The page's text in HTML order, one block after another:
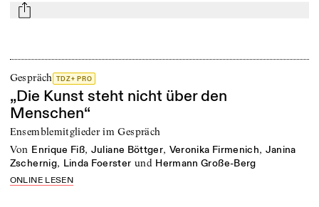
mail
Gespräch TDZ+ PRO
„Die Kunst steht nicht über den
Menschen“
Ensemblemitglieder im Gespräch
von Enrique Fiß, Juliane Böttger, Veronika Firmenich, Janina
Zschernig, Linda Foerster und Hermann Große-Berg
ONLINE LESEN